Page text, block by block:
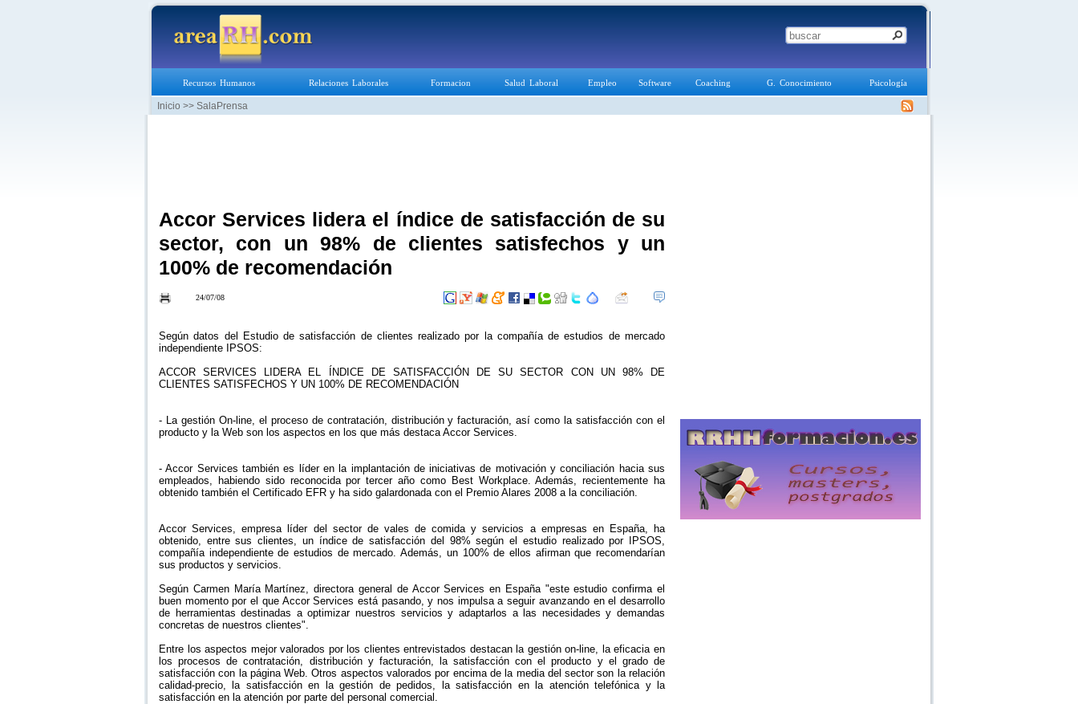
Recursos Humanos Relaciones Laborales Formacion Salud Laboral Empleo Software Coaching G. Conocimiento Psicología
Inicio >> SalaPrensa
Accor Services lidera el índice de satisfacción de su
sector, con un 98% de clientes satisfechos y un
100% de recomendación
24/07/08
Según datos del Estudio de satisfacción de clientes realizado por la compañía de estudios de mercado
independiente IPSOS:
ACCOR SERVICES LIDERA EL ÍNDICE DE SATISFACCIÓN DE SU SECTOR CON UN 98% DE
CLIENTES SATISFECHOS Y UN 100% DE RECOMENDACIÓN
- La gestión On-line, el proceso de contratación, distribución y facturación, así como la satisfacción con el
producto y la Web son los aspectos en los que más destaca Accor Services.
- Accor Services también es líder en la implantación de iniciativas de motivación y conciliación hacia sus
empleados, habiendo sido reconocida por tercer año como Best Workplace. Además, recientemente ha
obtenido también el Certificado EFR y ha sido galardonada con el Premio Alares 2008 a la conciliación.
Accor Services, empresa líder del sector de vales de comida y servicios a empresas en España, ha
obtenido, entre sus clientes, un índice de satisfacción del 98% según el estudio realizado por IPSOS,
compañía independiente de estudios de mercado. Además, un 100% de ellos afirman que recomendarían
sus productos y servicios.
Según Carmen María Martínez, directora general de Accor Services en España "este estudio confirma el
buen momento por el que Accor Services está pasando, y nos impulsa a seguir avanzando en el desarrollo
de herramientas destinadas a optimizar nuestros servicios y adaptarlos a las necesidades y demandas
concretas de nuestros clientes".
Entre los aspectos mejor valorados por los clientes entrevistados destacan la gestión on-line, la eficacia en
los procesos de contratación, distribución y facturación, la satisfacción con el producto y el grado de
satisfacción con la página Web. Otros aspectos valorados por encima de la media del sector son la relación
calidad-precio, la satisfacción en la gestión de pedidos, la satisfacción en la atención telefónica y la
satisfacción en la atención por parte del personal comercial.